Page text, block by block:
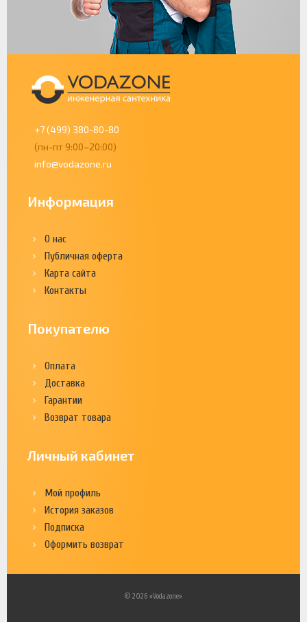
+7 (499) 380-80-80
(пн-пт 9:00–20:00)
info@vodazone.ru
Информация
О нас
Публичная оферта
Карта сайта
Контакты
Покупателю
Оплата
Доставка
Гарантии
Возврат товара
Личный кабинет
Мой профиль
История заказов
Подписка
Оформить возврат
© 2026 «Vodazone»